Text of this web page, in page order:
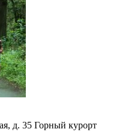
д. 35 Горный курорт